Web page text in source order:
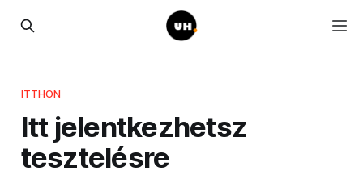
ITTHON
Itt jelentkezhetsz
tesztelésre